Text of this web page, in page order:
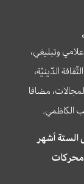
وتبليغي،
الدّينيّة،
مضافا
الكاظمي.
مرة خلال الستة أشهر
محركات